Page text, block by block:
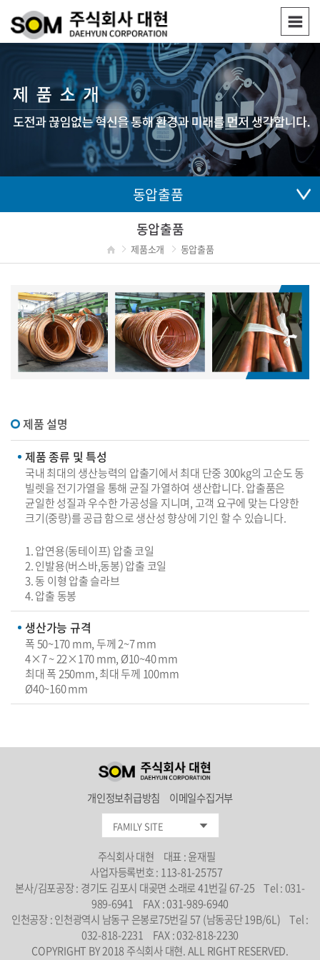
동압출품
동압출품
제품소개 동압출품
제품 설명
제품 종류 및 특성
국내 최대의 생산능력의 압출기에서 최대 단중 300kg의 고순도 동
빌렛을 전기가열을 통해 균질 가열하여 생산합니다. 압출품은
균일한 성질과 우수한 가공성을 지니며, 고객 요구에 맞는 다양한
크기(중량)를 공급 함으로 생산성 향상에 기인 할 수 있습니다.
1. 압연용(동테이프) 압출 코일
2. 인발용(버스바,동봉) 압출 코일
3. 동 이형 압출 슬라브
4. 압출 동봉
생산가능 규격
폭 50~170 mm, 두께 2~7 mm
4×7 ~ 22×170 mm, Ø10~40 mm
최대 폭 250mm, 최대 두께 100mm
Ø40~160 mm
개인정보취급방침 이메일수집거부
FAMILY SITE
주식회사 대현
대표 : 윤재필
사업자등록번호 : 113-81-25757
본사/김포공장 : 경기도 김포시 대곶면 소래로 41번길 67-25 Tel : 031-
989-6941
FAX : 031-989-6940
인천공장 : 인천광역시 남동구 은봉로75번길 57 (남동공단 19B/6L)
Tel :
032-818-2231
FAX : 032-818-2230
COPYRIGHT BY 2018 주식회사 대현. ALL RIGHT RESERVED.